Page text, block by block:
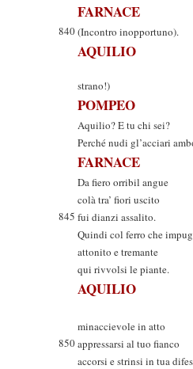
FARNACE
840(Incontro inopportuno).
AQUILIO
strano!)
POMPEO
Aquilio? E tu chi sei?
Perché nudi gl’acciari
FARNACE
Da fiero orribil angue
colà tra’ fiori uscito
845 fui dianzi assalito.
Quindi col ferro che
attonito e tremante
qui rivvolsi le piante.
AQUILIO
Ed io
minaccievole in atto
850appressarsi al tuo fianco
accorsi e strinsi in tua